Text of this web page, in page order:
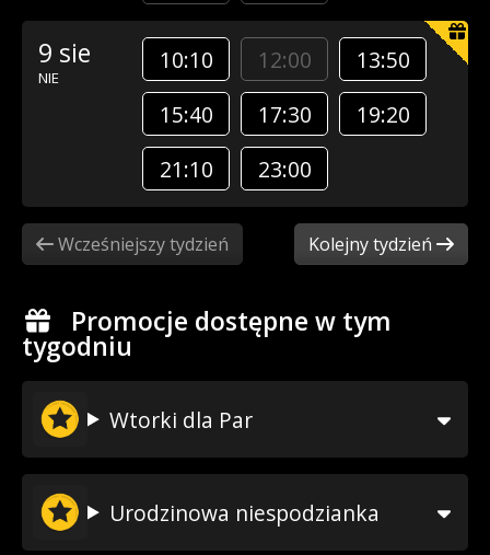
9 sie
NIE
10:10 12:00
13:50
15:40
17:30
19:20
21:10
23:00
Wcześniejszy tydzień Kolejny tydzień
Promocje dostępne w tym
tygodniu
Wtorki dla Par
Urodzinowa niespodzianka